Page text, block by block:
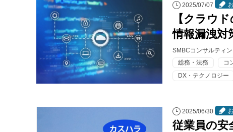
2025/07/07
【クラウ
情報漏洩対
SMBCコンサルティ
総務・法務
コ
DX・テクノロジー
2025/06/30
従業員の